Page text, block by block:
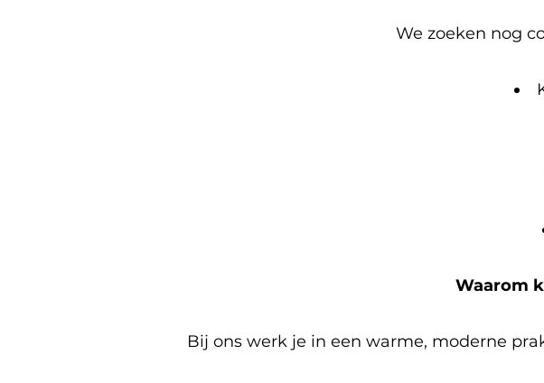
We zoeken nog
Waarom
Bij ons werk je in een warme, moderne